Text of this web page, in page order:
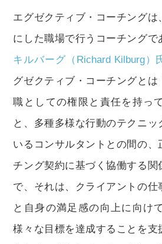
エグゼクティブ・コーチングは
にした職場で行うコーチングで
キルバーグ（Richard Kilburg）
グゼクティブ・コーチングとは
職としての権限と責任を持っ
と、多種多様な行動のテクニッ
いるコンサルタントとの間の、
チング契約に基づく協働する関
で、それは、クライアントの仕
と自身の満足感の向上に向け
様々な目標を達成することを支